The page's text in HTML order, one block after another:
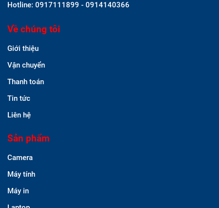
Hotline: 0917111899 - 0914140366
Về chúng tôi
Giới thiệu
Vận chuyển
Thanh toán
Tin tức
Liên hệ
Sản phẩm
Camera
Máy tính
Máy in